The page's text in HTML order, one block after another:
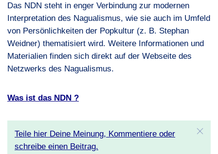
Das NDN steht in enger Verbindung zur modernen
Interpretation des Nagualismus, wie sie auch im Umfeld
von Persönlichkeiten der Popkultur (z. B. Stephan
Weidner) thematisiert wird. Weitere Informationen und
Materialien finden sich direkt auf der Webseite des
Netzwerks des Nagualismus.
Was ist das NDN ?
Teile hier Deine Meinung, Kommentiere oder
schreibe einen Beitrag.